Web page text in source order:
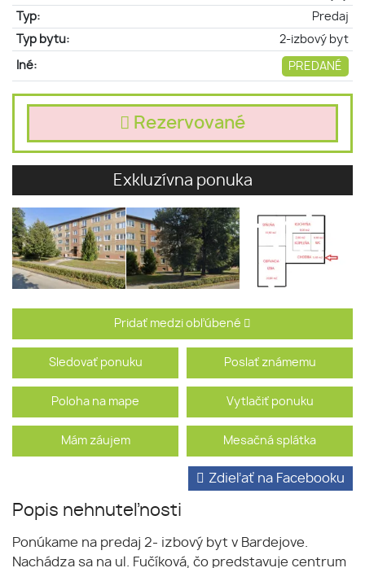
Typ:
Predaj
Typ bytu:
2-izbový byt
Iné: PREDANÉ
Rezervované
Exkluzívna ponuka
Pridať medzi obľúbené
Sledovať ponuku Poslať známemu
Poloha na mape Vytlačiť ponuku
Mám záujem Mesačná splátka
Popis nehnuteľnosti
Zdieľať na Facebooku
Ponúkame na predaj 2- izbový byt v Bardejove.
Nachádza sa na ul. Fučíková, čo predstavuje centrum